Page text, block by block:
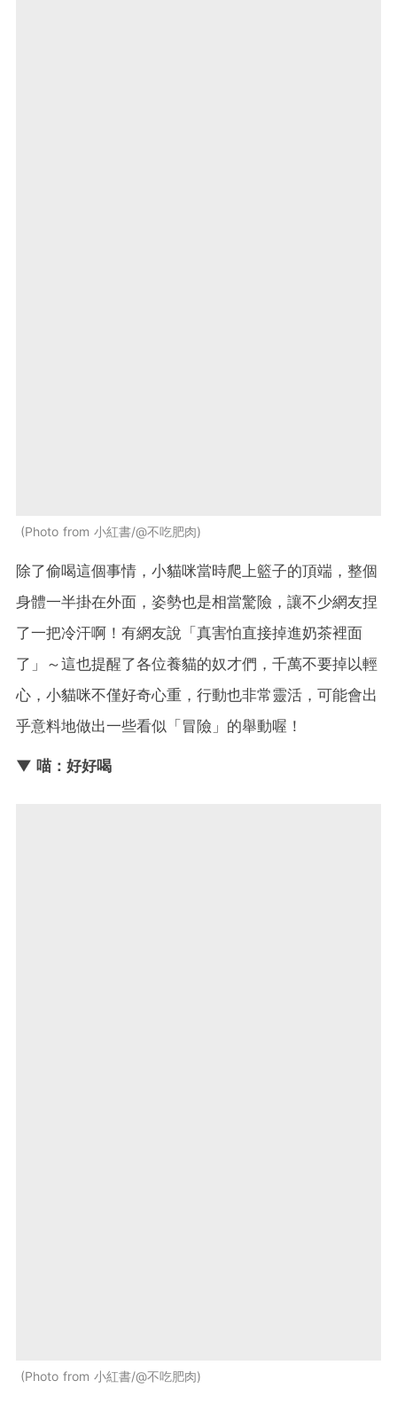
Photo from 小紅書/@不吃肥肉
除了偷喝這個事情，小貓咪當時爬上籃子的頂端，整個
身體一半掛在外面，姿勢也是相當驚險，讓不少網友捏
了一把冷汗啊！有網友說「真害怕直接掉進奶茶裡面
了」～這也提醒了各位養貓的奴才們，千萬不要掉以輕
心，小貓咪不僅好奇心重，行動也非常靈活，可能會出
乎意料地做出一些看似「冒險」的舉動喔！
▼ 喵：好好喝
Photo from 小紅書/@不吃肥肉